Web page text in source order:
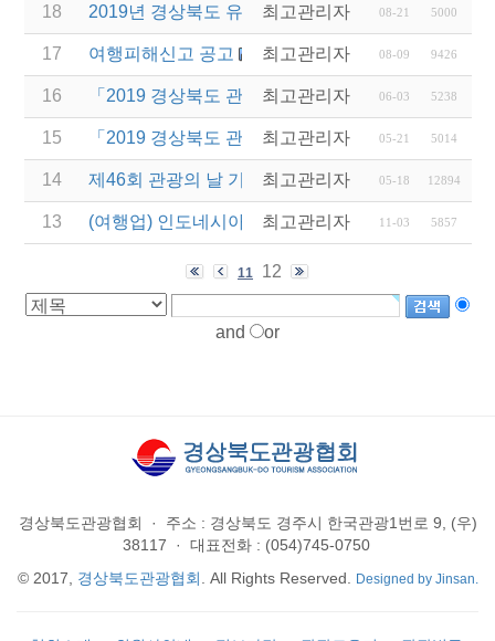
18 2019년 경상북도 유니크베뉴를 활용한 MICE행사
최고관리자 08-21 5000
17 여행피해신고 공고 최고관리자 08-09 9426
16 「2019 경상북도 관광 청년인턴제」실시업체 추가
최고관리자 06-03 5238
15 「2019 경상북도 관광 청년인턴제」실시업체 모집
최고관리자 05-21 5014
14 제46회 관광의 날 기념 2019 관광진흥유공자 정부
최고관리자 05-18 12894
13 (여행업) 인도네시아 발리 & 덴파사르 지역 세일즈
최고관리자 11-03 5857
11 12
and or
경상북도관광협회 ·
주소 : 경상북도 경주시 한국관광1번로 9, (우)
38117
·
대표전화 : (054)745-0750
© 2017, 경상북도관광협회 . All Rights Reserved. Designed by Jinsan.